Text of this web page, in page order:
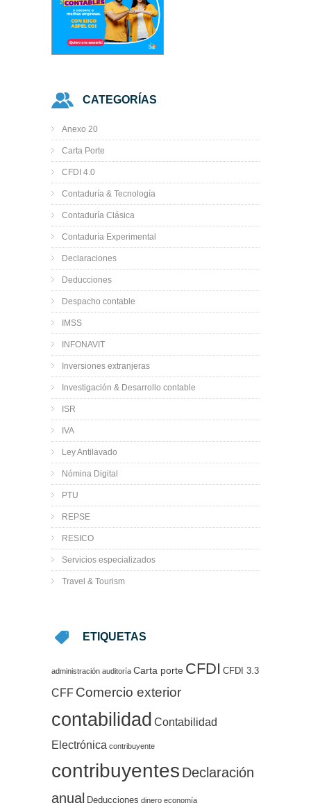
CATEGORÍAS
Anexo 20
Carta Porte
CFDI 4.0
Contaduría & Tecnología
Contaduría Clásica
Contaduría Experimental
Declaraciones
Deducciones
Despacho contable
IMSS
INFONAVIT
Inversiones extranjeras
Investigación & Desarrollo contable
ISR
IVA
Ley Antilavado
Nómina Digital
PTU
REPSE
RESICO
Servicios especializados
Travel & Tourism
ETIQUETAS
administración auditoría Carta porte CFDI CFDI 3.3
CFF Comercio exterior
contabilidad Contabilidad
Electrónica contribuyente
contribuyentes Declaración
anual Deducciones dinero economía